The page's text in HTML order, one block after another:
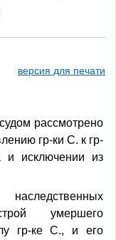
версия для печати
рассмотрено
гр-ки С. к гр-
и исключении из
умершего
гр-ке С., и его